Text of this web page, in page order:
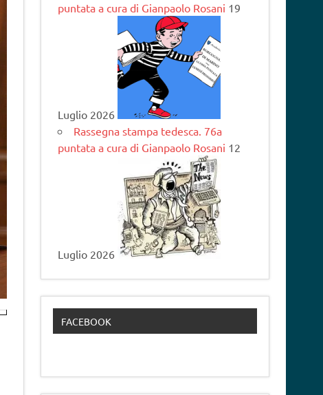
puntata a cura di Gianpaolo Rosani 19
Luglio 2026
Rassegna stampa tedesca. 76a
puntata a cura di Gianpaolo Rosani 12
Luglio 2026
FACEBOOK